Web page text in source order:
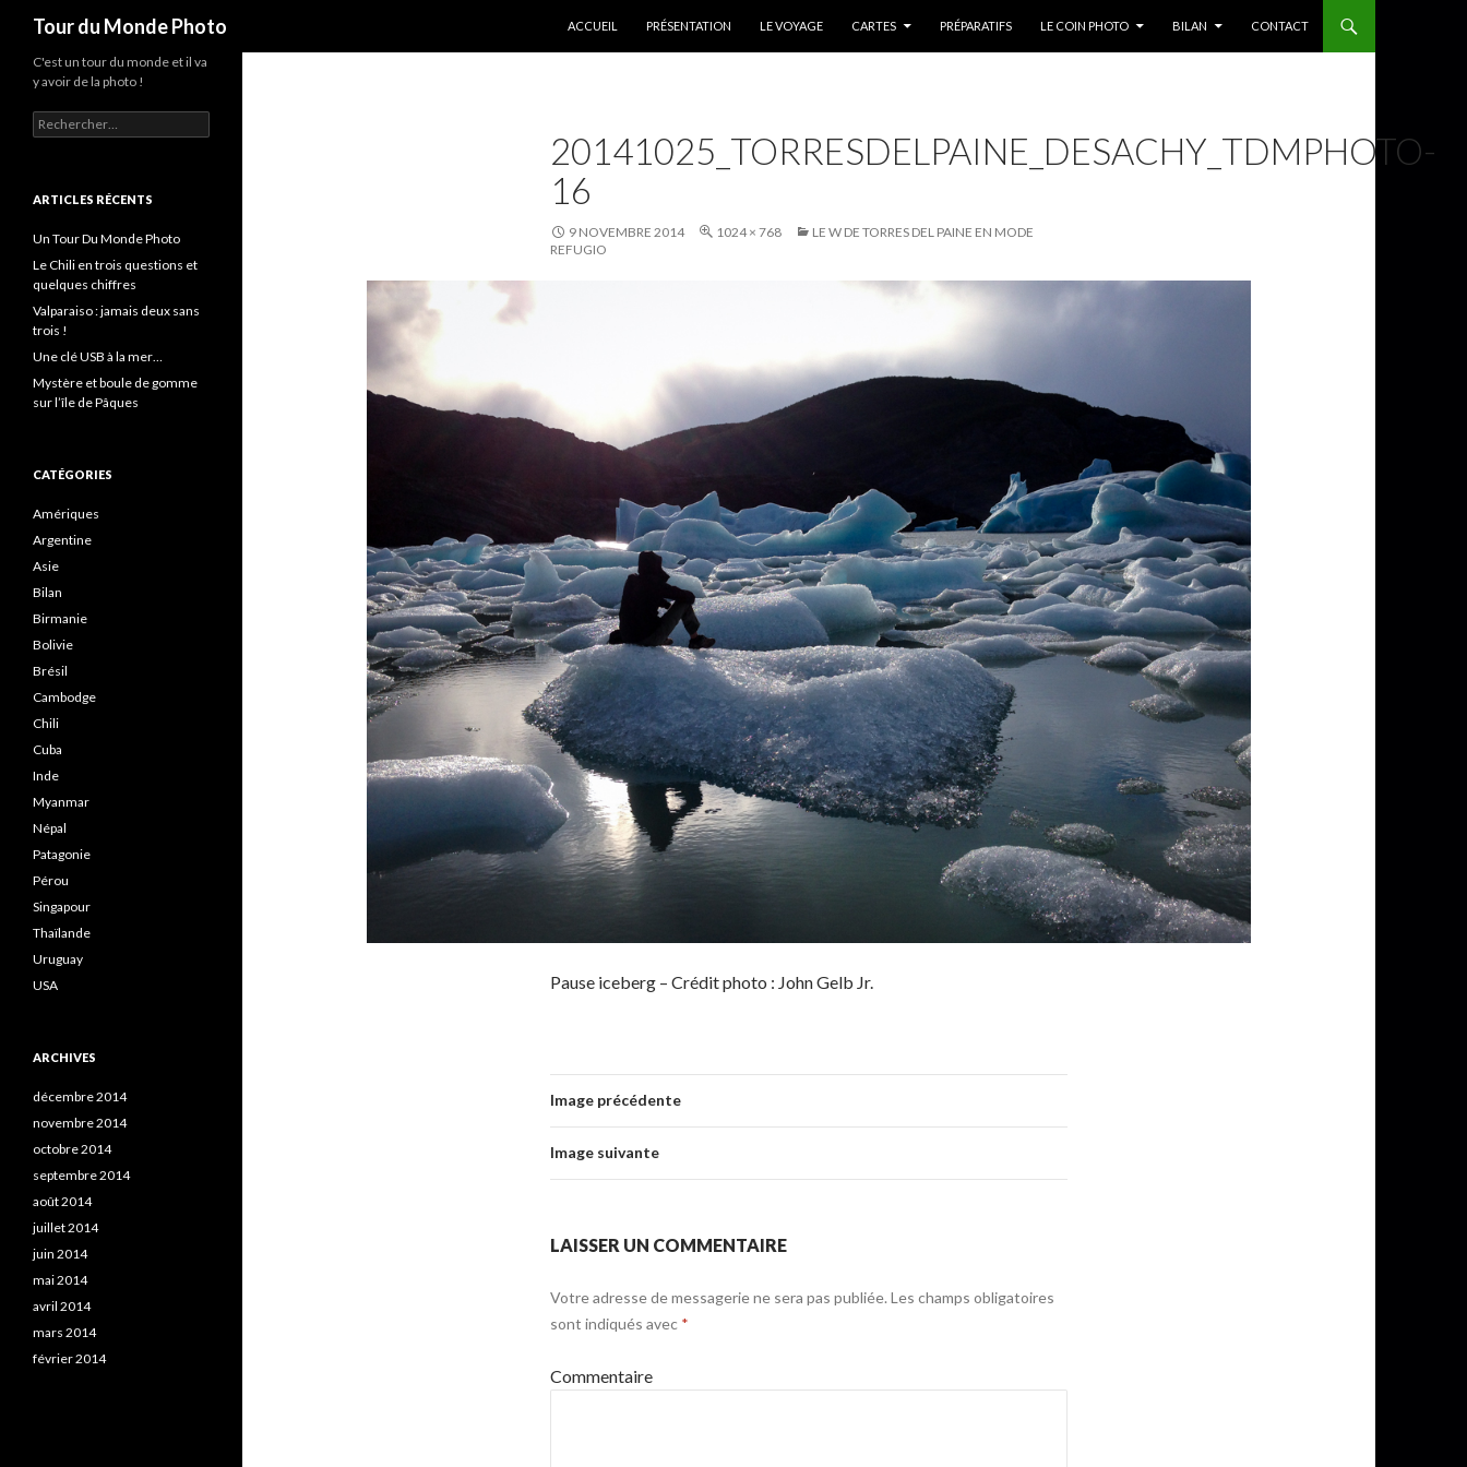
Tour du Monde Photo
ACCUEIL
PRÉSENTATION LE VOYAGE CARTES PRÉPARATIFS LE COIN PHOTO BILAN CONTACT
20141025_TORRESDELPAINE_DESACHY_TDMPHOTO-
16
9 NOVEMBRE 2014 1024 × 768
LE W DE TORRES DEL PAINE EN MODE
REFUGIO
Pause iceberg – Crédit photo : John Gelb Jr.
Image précédente
Image suivante
LAISSER UN COMMENTAIRE
Votre adresse de messagerie ne sera pas publiée.Les champs obligatoires
sont indiqués avec *
Commentaire
C'est un tour du monde et il va
y avoir de la photo !
R
e
e
c
h
:
ARTICLES RÉCENTS
Un Tour Du Monde Photo
Le Chili en trois questions et
quelques chiffres
Valparaiso : jamais deux sans
trois !
Une clé USB à la mer…
Mystère et boule de gomme
sur l’île de Pâques
CATÉGORIES
Amériques
Argentine
Asie
Bilan
Birmanie
Bolivie
Brésil
Cambodge
Chili
Cuba
Inde
Myanmar
Népal
Patagonie
Pérou
Singapour
Thaïlande
Uruguay
USA
ARCHIVES
décembre 2014
novembre 2014
octobre 2014
septembre 2014
août 2014
juillet 2014
juin 2014
mai 2014
avril 2014
mars 2014
février 2014